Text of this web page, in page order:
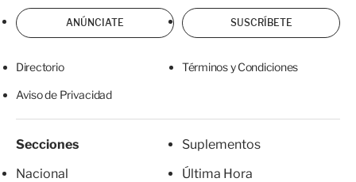
ANÚNCIATE SUSCRÍBETE
Directorio Términos y Condiciones
Aviso de Privacidad
Secciones
Nacional
Suplementos
Última Hora